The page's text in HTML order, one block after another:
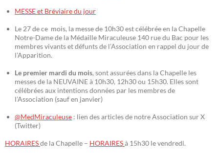
MESSE et Bréviaire du jour
Le 27 de ce mois, la messe de 10h30 est célébrée en la Chapelle
Notre-Dame de la Médaille Miraculeuse 140 rue du Bac pour les
membres vivants et défunts de l’Association en rappel du jour de
l’Apparition.
Le premier mardi du mois, sont assurées dans la Chapelle les
messes de la NEUVAINE à 10h30, 12h30 ou 15h30. Elles sont
célébrées aux intentions données par les membres de
l’Association (sauf en janvier)
@MedMiraculeuse : lien des articles de notre Association sur X
(Twitter)
HORAIRESde la Chapelle – HORAIRESà 15h30 le vendredi.